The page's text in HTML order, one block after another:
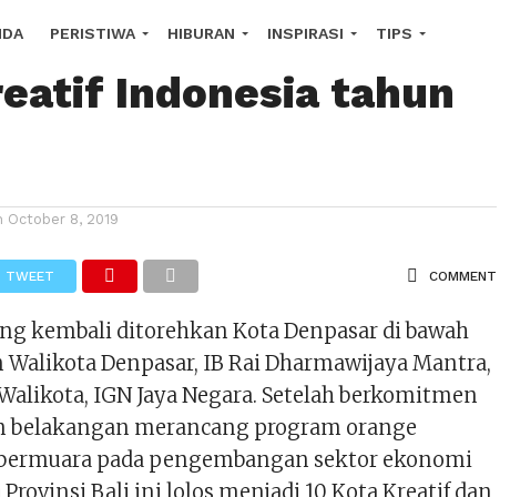
PERISTIWA HIBURAN INSPIRASI TIPS
Dinobatkan Jadi
Indonesia tahun
October 8, 2019
TWEET COMMENT
kembali ditorehkan Kota Denpasar di bawah
Denpasar, IB Rai Dharmawijaya Mantra,
IGN Jaya Negara. Setelah berkomitmen
belakangan merancang program orange
pada pengembangan sektor ekonomi